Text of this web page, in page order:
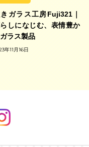
ガラス工房Fuji321｜
しになじむ、表情豊か
ラス製品
年11月16日